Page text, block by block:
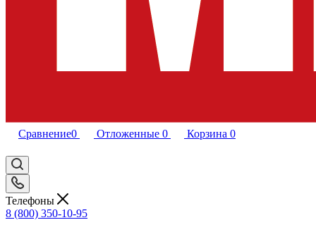
Сравнение0 Отложенные 0 Корзина 0
Телефоны
8 (800) 350-10-95